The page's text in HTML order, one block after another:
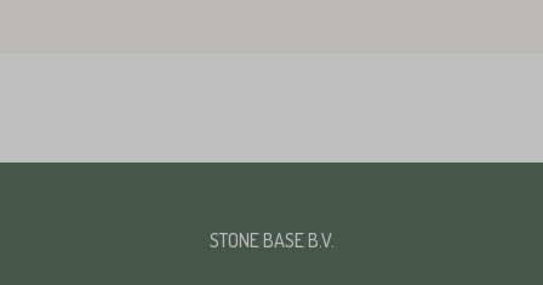
STONE BASE B.V.